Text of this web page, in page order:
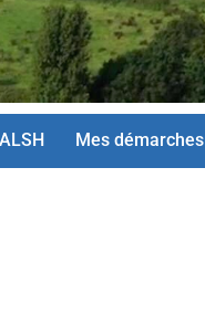
ALSH Mes démarches